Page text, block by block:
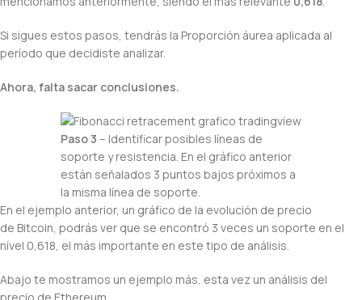
Si sigues estos pasos, tendrás la Proporción áurea aplicada al
período que decidiste analizar.
Ahora, falta sacar conclusiones.
Paso 3 – Identificar posibles líneas de
soporte y resistencia. En el gráfico anterior
están señalados 3 puntos bajos próximos a
la misma línea de soporte.
En el ejemplo anterior, un gráfico de la evolución de precio
de Bitcoin, podrás ver que se encontró 3 veces un soporte en el
nível 0,618, el más importante en este tipo de análisis.
Abajo te mostramos un ejemplo más, esta vez un análisis del